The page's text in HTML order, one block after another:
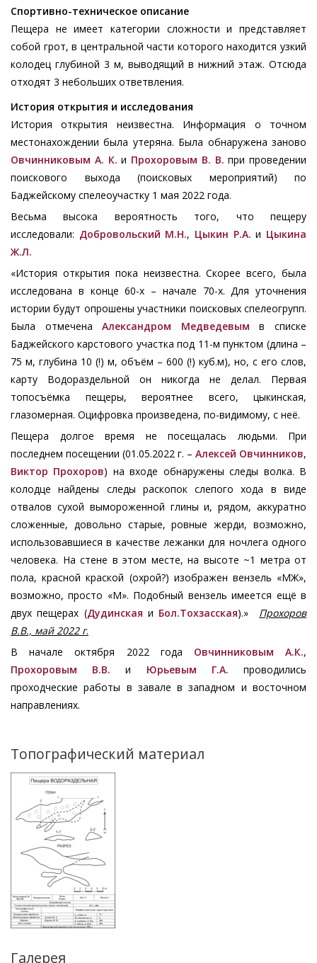
Спортивно-техническое описание
Пещера не имеет категории сложности и представляет
собой грот, в центральной части которого находится узкий
колодец глубиной 3 м, выводящий в нижний этаж. Отсюда
отходят 3 небольших ответвления.
История открытия и исследования
История открытия неизвестна. Информация о точном
местонахождении была утеряна. Была обнаружена заново
Овчинниковым А. К. и Прохоровым В. В. при проведении
поискового выхода (поисковых мероприятий) по
Баджейскому спелеоучастку 1 мая 2022 года.
Весьма высока вероятность того, что пещеру
исследовали: Добровольский М.Н., Цыкин Р.А. и Цыкина
Ж.Л.
«История открытия пока неизвестна. Скорее всего, была
исследована в конце 60-х – начале 70-х. Для уточнения
истории будут опрошены участники поисковых спелеогрупп.
Была отмеченаАлександром Медведевым в списке
Баджейского карстового участка под 11-м пунктом (длина –
75 м, глубина 10 (!) м, объём – 600 (!) куб.м), но, с его слов,
карту Водораздельной он никогда не делал. Первая
топосъёмка пещеры, вероятнее всего, цыкинская,
глазомерная. Оцифровка произведена, по-видимому, с неё.
Пещера долгое время не посещалась людьми. При
последнем посещении (01.05.2022 г. – Алексей Овчинников,
Виктор Прохоров) на входе обнаружены следы волка. В
колодце найдены следы раскопок слепого хода в виде
отвалов сухой вымороженной глины и, рядом, аккуратно
сложенные, довольно старые, ровные жерди, возможно,
использовавшиеся в качестве лежанки для ночлега одного
человека. На стене в этом месте, на высоте ~1 метра от
пола, красной краской (охрой?) изображен вензель «МЖ»,
возможно, просто «М». Подобный вензель имеется ещё в
двух пещерах (Дудинская и Бол.Тохзасская).» Прохоров
В.В., май 2022 г.
В начале октября 2022 года Овчинниковым А.К.,
Прохоровым В.В. и Юрьевым Г.А. проводились
проходческие работы в завале в западном и восточном
направлениях.
Топографический материал
Изображение
Галерея